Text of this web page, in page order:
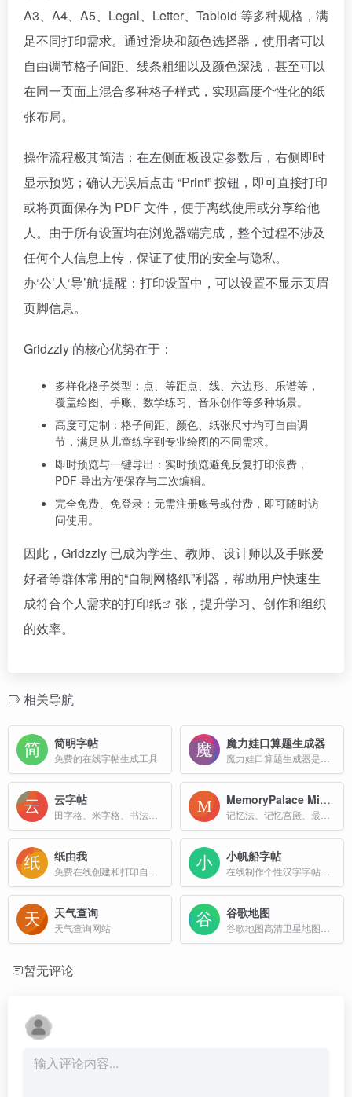
A3、A4、A5、Legal、Letter、Tabloid 等多种规格，满
足不同打印需求。通过滑块和颜色选择器，使用者可以
自由调节格子间距、线条粗细以及颜色深浅，甚至可以
在同一页面上混合多种格子样式，实现高度个性化的纸
张布局。
操作流程极其简洁：在左侧面板设定参数后，右侧即时
显示预览；确认无误后点击 “Print” 按钮，即可直接打印
或将页面保存为 PDF 文件，便于离线使用或分享给他
人。由于所有设置均在浏览器端完成，整个过程不涉及
任何个人信息上传，保证了使用的安全与隐私。
办‘公’人‘导’航‘提醒：打印设置中，可以设置不显示页眉
页脚信息。
Gridzzly 的核心优势在于：
多样化格子类型：点、等距点、线、六边形、乐谱等，
覆盖绘图、手账、数学练习、音乐创作等多种场景。
高度可定制：格子间距、颜色、纸张尺寸均可自由调
节，满足从儿童练字到专业绘图的不同需求。
即时预览与一键导出：实时预览避免反复打印浪费，
PDF 导出方便保存与二次编辑。
完全免费、免登录：无需注册账号或付费，即可随时访
问使用。
因此，Gridzzly 已成为学生、教师、设计师以及手账爱
好者等群体常用的“自制网格纸”利器，帮助用户快速生
成符合个人需求的打印纸
张，提升学习、创作和组织
的效率。
相关导航
简明字帖
免费的在线字帖生成工具
魔力娃口算题生成器
云字帖 MemoryPalace MindPalace 记忆力
纸由我 小帆船字帖
天气查询
天气查询网站
谷歌地图
暂无评论